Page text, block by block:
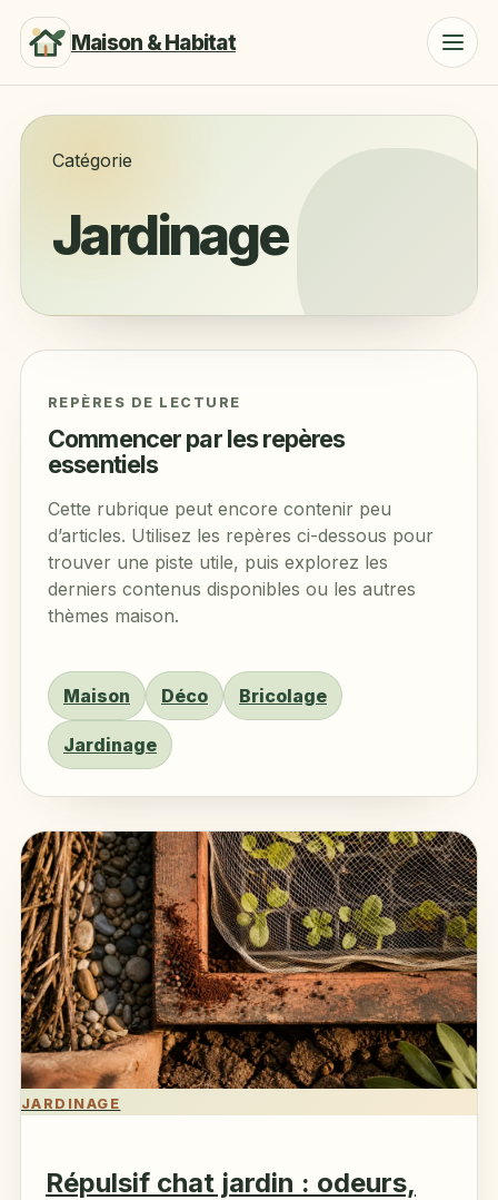
Maison & Habitat
Catégorie
Jardinage
REPÈRES DE LECTURE
Commencer par les repères
essentiels
Cette rubrique peut encore contenir peu
d’articles. Utilisez les repères ci-dessous pour
trouver une piste utile, puis explorez les
derniers contenus disponibles ou les autres
thèmes maison.
Maison Déco Bricolage
Jardinage
JARDINAGE
Répulsif chat jardin : odeurs,